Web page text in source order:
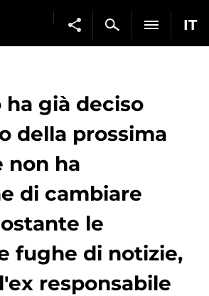
IT
già deciso
della prossima
non ha
di cambiare
le
fughe di notizie,
responsabile